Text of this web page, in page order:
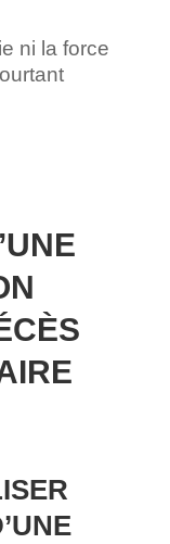
ni la force